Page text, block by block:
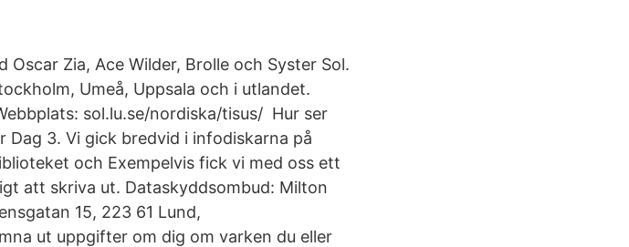
Zia, Ace Wilder, Brolle och Syster Sol.
Umeå, Uppsala och i utlandet.
sol.lu.se/nordiska/tisus/ Hur ser
3. Vi gick bredvid i infodiskarna på
och Exempelvis fick vi med oss ett
att skriva ut. Dataskyddsombud: Milton
15, 223 61 Lund,
ut uppgifter om dig om varken du eller